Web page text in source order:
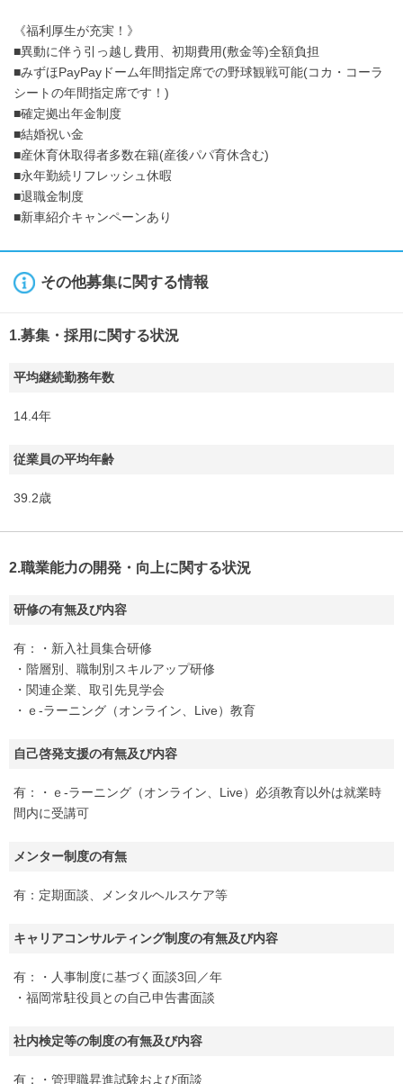
《福利厚生が充実！》
■異動に伴う引っ越し費用、初期費用(敷金等)全額負担
■みずほPayPayドーム年間指定席での野球観戦可能(コカ・コーラ
シートの年間指定席です！)
■確定拠出年金制度
■結婚祝い金
■産休育休取得者多数在籍(産後パパ育休含む)
■永年勤続リフレッシュ休暇
■退職金制度
■新車紹介キャンペーンあり
その他募集に関する情報
1.募集・採用に関する状況
平均継続勤務年数
14.4年
従業員の平均年齢
39.2歳
2.職業能力の開発・向上に関する状況
研修の有無及び内容
有：・新入社員集合研修
・階層別、職制別スキルアップ研修
・関連企業、取引先見学会
・ｅ-ラーニング（オンライン、Live）教育
自己啓発支援の有無及び内容
有：・ｅ-ラーニング（オンライン、Live）必須教育以外は就業時
間内に受講可
メンター制度の有無
有：定期面談、メンタルヘルスケア等
キャリアコンサルティング制度の有無及び内容
有：・人事制度に基づく面談3回／年
・福岡常駐役員との自己申告書面談
社内検定等の制度の有無及び内容
有：・管理職昇進試験および面談